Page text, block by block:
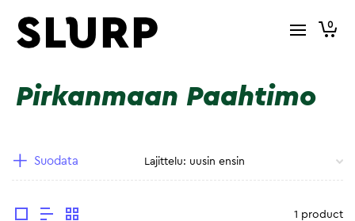
0
Pirkanmaan Paahtimo
Suodata
1 product